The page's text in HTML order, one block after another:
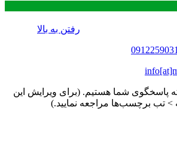
رفتن به بالا
7 روز هفته پاسخگوی شما هستیم. (برای ویرایش این
> تب برچسب‌ها مراجعه نمایید.)